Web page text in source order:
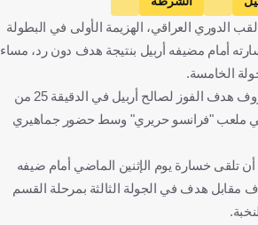
كرة قدم
الدوري العراقي، الهزيمة الأولى في البطولة
أمام مضيفه أربيل بنتيجة هدف دون رد، مساء
الخامسة.
وأحرز اللاعب شيرزود تيميروف هدف الفوز لصالح أربيل في الدقيقة 25 من
في ملعب "فرانسو حريري" وسط حضور جماهيري
تلقى خسارة يوم الإثنين الماضي أمام ضيفه
مقابل هدف في الجولة الثالثة بمرحلة القسم